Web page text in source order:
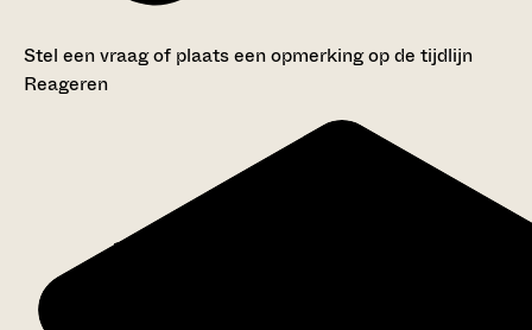
Stel een vraag of plaats een opmerking op de tijdlijn
Reageren